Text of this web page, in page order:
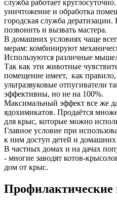
служба работает
уничтожение и обработка
городская служба
позвонить и вызвать мастера.
В домашних условиях чаще
мерам: комбинируют
Используются различные
Так как эти животные
помещение имеет, как
ультразвуковые отпугиватели
эффективны, но не на 100%.
Максимальный эффект все же
ядохимикатов. Продаётся
для крыс, которые можно
Главное условие при
к ним доступ детей и
В частных домах и на дачах
- многие заводят котов-
дом от крыс.
Профилактические